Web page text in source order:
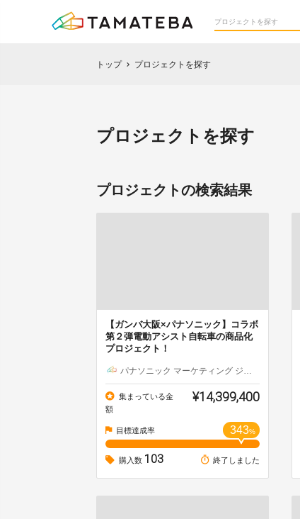
トップ chevron_right プロジェクトを探す
プロジェクトを探す
プロジェクトの検索結果
【ガンバ大阪×パナソニック】コラボ
第２弾電動アシスト自転車の商品化
プロジェクト！
パナソニック マーケティング ジャパン（株）
集まっている金
額
¥14,399,400
目標達成率 343%
購入数 103 終了しました